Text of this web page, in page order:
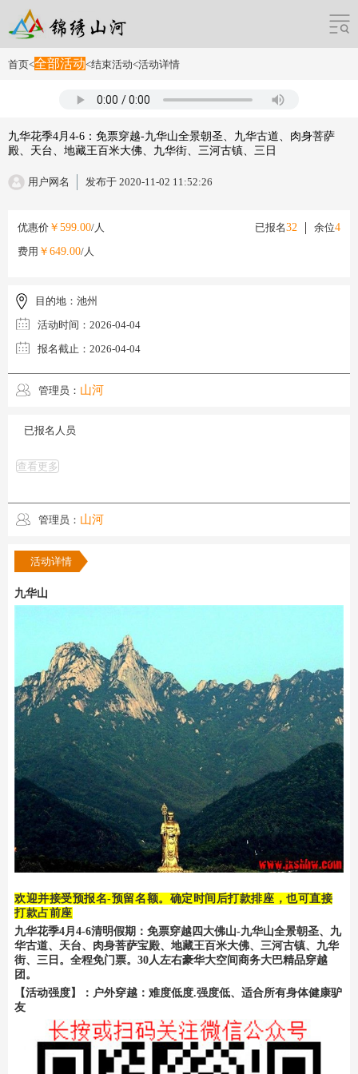
首页<全部活动<结束活动<活动详情
九华花季4月4-6：免票穿越-九华山全景朝圣、九华古道、肉身菩萨
殿、天台、地藏王百米大佛、九华街、三河古镇、三日
用户网名 发布于 2020-11-02 11:52:26
优惠价 ￥599.00/人 余位4
已报名32
费用 ￥649.00/人
目的地： 池州
活动时间： 2026-04-04
报名截止： 2026-04-04
管理员： 山河
已报名人员
查看更多
管理员： 山河
活动详情
九华山
欢迎并接受预报名-预留名额。确定时间后打款排座，也可直接
打款占前座
九华花季4月4-6清明假期：免票穿越四大佛山-九华山全景朝圣、九
华古道、天台、肉身菩萨宝殿、地藏王百米大佛、三河古镇、九华
街、三日。全程免门票。30人左右豪华大空间商务大巴精品穿越
团。
【活动强度】：户外穿越：难度低度.强度低、适合所有身体健康驴
友